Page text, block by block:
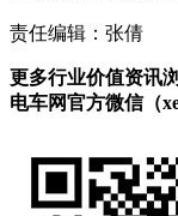
责任编辑：张倩
更多行业价值资讯
电车网官方微信（